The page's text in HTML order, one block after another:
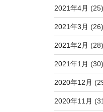
2021年4月 (25)
2021年3月 (26)
2021年2月 (28)
2021年1月 (30)
2020年12月
2020年11月